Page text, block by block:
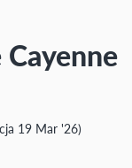
19 Mar '26)